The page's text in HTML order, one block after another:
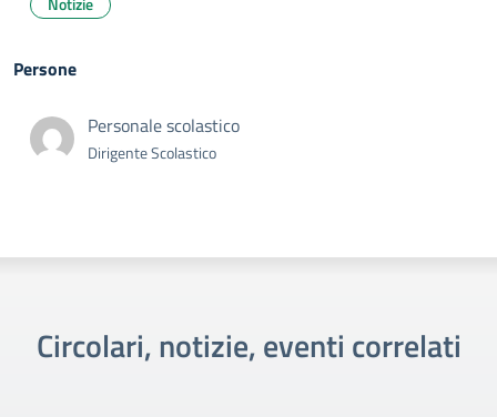
Persone
Personale scolastico
Dirigente Scolastico
Circolari, notizie, eventi correlati